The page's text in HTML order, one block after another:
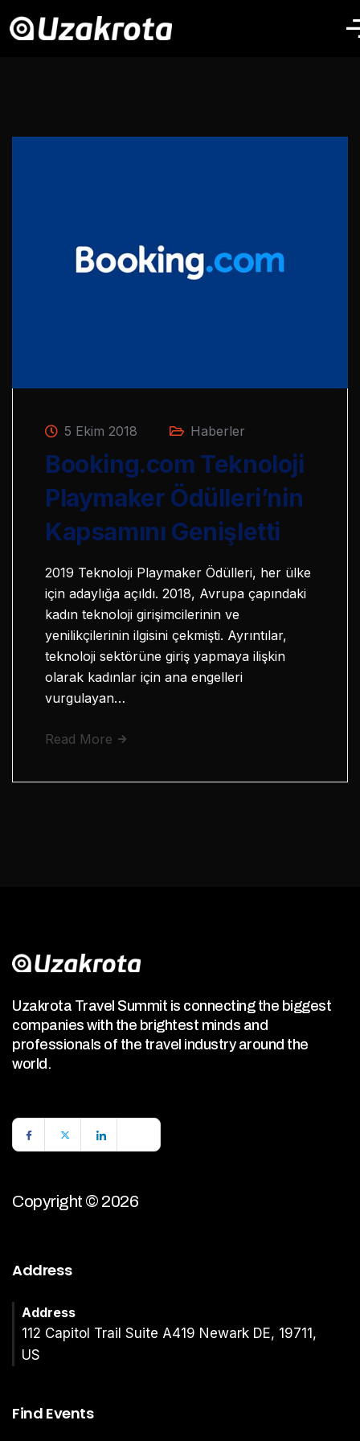
5 Ekim 2018 Haberler
Booking.com Teknoloji
Playmaker Ödülleri’nin
Kapsamını Genişletti
2019 Teknoloji Playmaker Ödülleri, her ülke
için adaylığa açıldı. 2018, Avrupa çapındaki
kadın teknoloji girişimcilerinin ve
yenilikçilerinin ilgisini çekmişti. Ayrıntılar,
teknoloji sektörüne giriş yapmaya ilişkin
olarak kadınlar için ana engelleri
vurgulayan…
Read More
Uzakrota Travel Summit is connecting the biggest
companies with the brightest minds and
professionals of the travel industry around the
world.
Copyright © 2026
Address
Address
112 Capitol Trail Suite A419 Newark DE, 19711,
US
Find Events